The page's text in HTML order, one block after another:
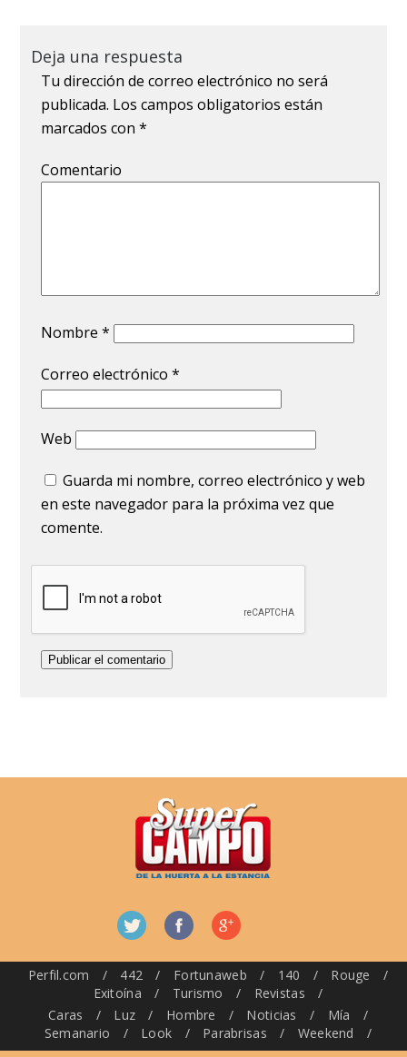
Deja una respuesta
Tu dirección de correo electrónico no será
publicada. Los campos obligatorios están
marcados con*
Comentario
Nombre*
Correo electrónico*
Web
Guarda mi nombre, correo electrónico y web
en este navegador para la próxima vez que
comente.
Perfil.com / 442 / Fortunaweb / 140 / Rouge
/
Exitoína
/ Turismo / Revistas
/
Caras
/ Luz / Hombre / Noticias / Mía
/
Semanario
/ Look / Parabrisas / Weekend /